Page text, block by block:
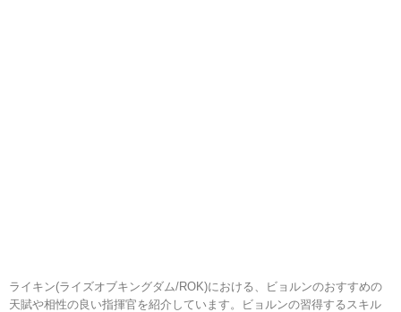
ライキン(ライズオブキングダム/ROK)における、ビョルンのおすすめの
天賦や相性の良い指揮官を紹介しています。ビョルンの習得するスキル